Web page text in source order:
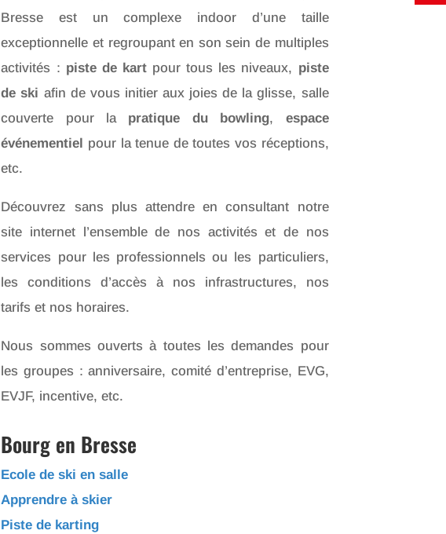
Bresse est un complexe indoor d’une taille
exceptionnelle et regroupant en son sein de multiples
activités : piste de kartpour tous les niveaux, piste
de ski afin de vous initier aux joies de la glisse, salle
couverte pour la pratique du bowling, espace
événementiel
pour la tenue de toutes vos réceptions,
etc.
Découvrez sans plus attendre en consultant notre
site internet l’ensemble de nos activités et de nos
services pour les professionnels ou les particuliers,
les conditions d’accès à nos infrastructures, nos
tarifs et nos horaires.
Nous sommes ouverts à toutes les demandes pour
les groupes : anniversaire, comité d’entreprise, EVG,
EVJF, incentive, etc.
Bourg en Bresse
Ecole de ski en salle
Apprendre à skier
Piste de karting